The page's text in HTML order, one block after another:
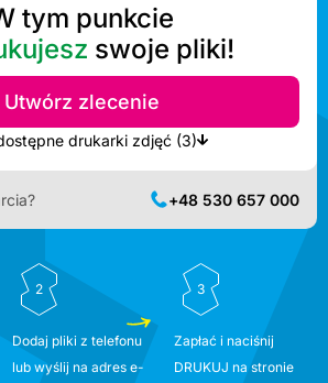
tym punkcie
swoje pliki!
Utwórz zlecenie
Pokaż najbliższe dostępne drukarki zdjęć (3)
+48 530 657 000
2
Dodaj pliki z telefonu
lub wyślij na adres e-
3
Zapłać i naciśnij
DRUKUJ na stronie